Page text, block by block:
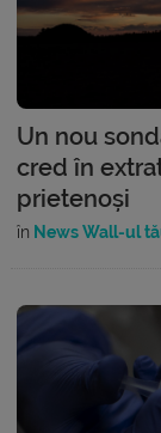
Un nou
cred în
prietenoși
în News Wall-ul